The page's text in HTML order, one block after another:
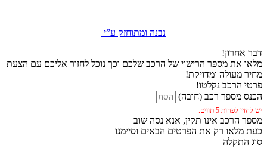
נבנה ומתוחזק ע”י
דבר אחרון!
מלאו את מספר הרישוי של הרכב שלכם וכך נוכל לחזור אליכם עם הצעת
מחיר מעולה ומדויקת!
פרטי הרכב נקלטו!
הכנס מספר רכב (חובה)
יש להזין לפחות 5 תווים.
מספר הרכב אינו תקין, אנא נסה שוב
כעת מלאו רק את הפרטים הבאים וסיימנו
סוג התקלה